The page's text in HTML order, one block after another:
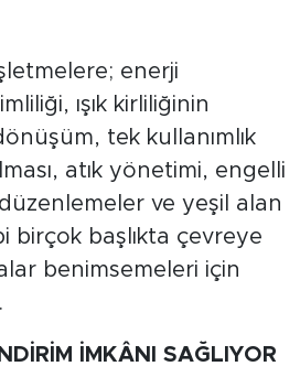
enerji
ışık kirliliğinin
tek kullanımlık
atık yönetimi, engelli
ve yeşil alan
birçok başlıkta çevreye
benimsemeleri için
İMKÂNI SAĞLIYOR